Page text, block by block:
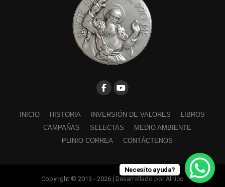
INICIO HISTORIA INVERSIÓN DE VALORES
LIBROS
CAMPAÑAS
SELECTAS
MEDIO AMBIENTE
PLINIO CORREA
CONTÁCTENOS
Copyright © 2013 - 2026 | Desarrollado por Alnico
Necesito ayuda?